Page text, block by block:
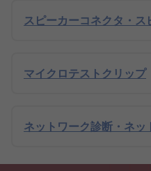
スピーカーコネクタ・ス
マイクロテストクリップ
ネットワーク診断・ネッ